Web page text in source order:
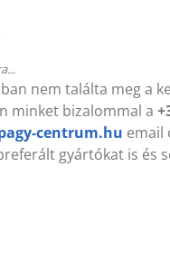
nem találta meg a
minket bizalommal a
centrum.hu email
gyártókat is és
HB 1120 Lw (KLEBERG)
17x1120 mm Ékszíj